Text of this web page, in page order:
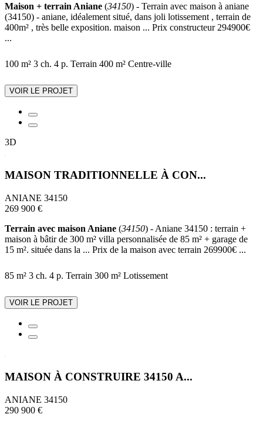
Maison + terrain Aniane (34150) - Terrain avec maison à aniane
(34150) - aniane, idéalement situé, dans joli lotissement , terrain de
400m² , très belle exposition. maison ... Prix constructeur 294900€
...
100 m² 3 ch. 4 p. Terrain 400 m² Centre-ville
VOIR LE PROJET
3D
MAISON TRADITIONNELLE À CON...
ANIANE 34150
269 900 €
Terrain avec maison Aniane (34150) - Aniane 34150 : terrain +
maison à bâtir de 300 m² villa personnalisée de 85 m² + garage de
15 m². située dans la ... Prix de la maison avec terrain 269900€ ...
85 m² 3 ch. 4 p. Terrain 300 m² Lotissement
VOIR LE PROJET
MAISON À CONSTRUIRE 34150 A...
ANIANE 34150
290 900 €